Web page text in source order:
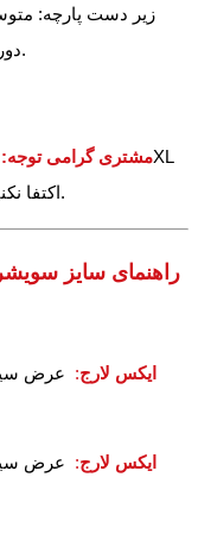
دورس سه نخ از ضخامت کمتری برخوردار است.
مشتری گرامی توجه:
اکتفا نکنید بلکه به راهنما و اندازه های زیر توجه نمایید.
راهنمای سایز
5 ایکس لارج:
6 ایکس لارج: